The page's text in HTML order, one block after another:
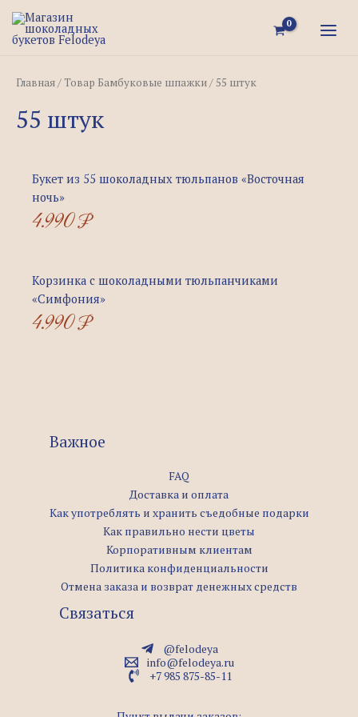
Перейти
содержимому
Главная/ Товар Бамбуковые шпажки / 55 штук
55 штук
Букет из 55 шоколадных тюльпанов «Восточная
ночь»
4.990₽
Корзинка с шоколадными тюльпанчиками
«Симфония»
4.990₽
Важное
FAQ
Доставка и оплата
Как употреблять и хранить съедобные подарки
Как правильно нести цветы
Корпоративным клиентам
Политика конфиденциальности
Отмена заказа и возврат денежных средств
Связаться
@felodeya
info@felodeya.ru
+7 985 875-85-11